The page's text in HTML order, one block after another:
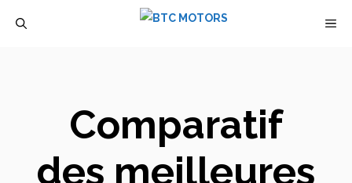
Comparatif
des meilleures